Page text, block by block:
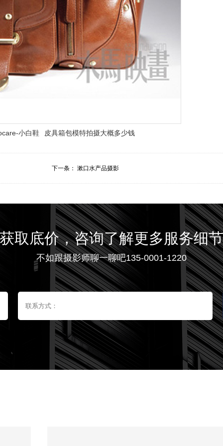
小白鞋 皮具箱包模特拍摄大概多少钱
下一条： 漱口水产品摄影
获取底价，咨询了解更多服务细节
不如跟摄影师聊一聊吧135-0001-1220